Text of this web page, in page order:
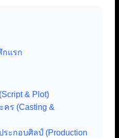
กแรก
& Plot)
คร (Casting &
ระกอบศิลป์ (Production